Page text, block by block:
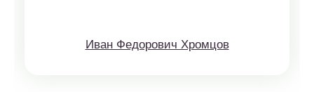
Иван Федорович Хромцов